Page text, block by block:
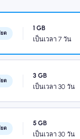
ยด
1 GB
เป็นเวลา 7 วัน
ยด
3 GB
เป็นเวลา 30 วัน
ยด
5 GB
เป็นเวลา 30 วัน